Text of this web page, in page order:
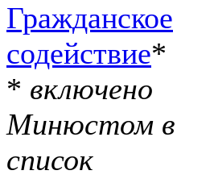
Гражданское
содействие*
* включено
Минюстом в
список